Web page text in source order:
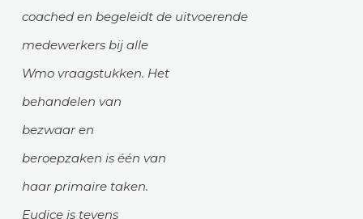
coached en begeleidt de uitvoerende
medewerkers bij alle
Wmo vraagstukken. Het
behandelen van
bezwaar en
beroepzaken is één van
haar primaire taken.
Eudice is tevens